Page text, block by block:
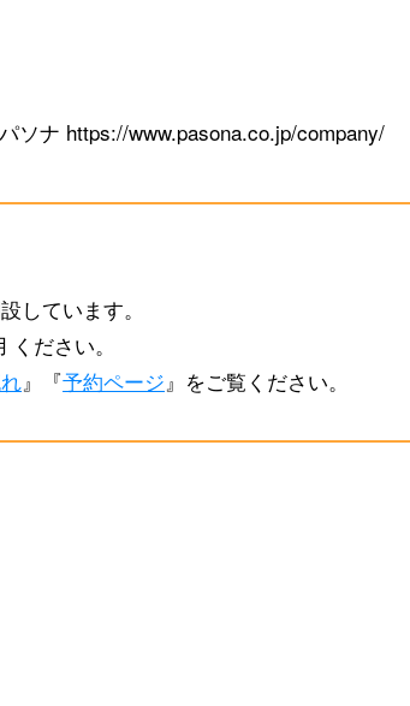
ソナ https://www.pasona.co.jp/company/
しています。
ださい。
』『予約ページ』をご覧ください。